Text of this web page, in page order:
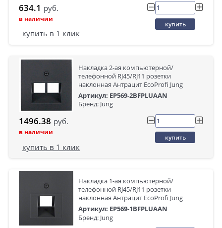
634.1 руб.
в наличии
купить
купить в 1 клик
Накладка 2-ая компьютерной/
телефонной RJ45/RJ11 розетки
наклонная Антрацит EcoProfi Jung
Артикул: EP569-2BFPLUAAN
Бренд: Jung
1496.38 руб.
в наличии
купить
купить в 1 клик
Накладка 1-ая компьютерной/
телефонной RJ45/RJ11 розетки
наклонная Антрацит EcoProfi Jung
Артикул: EP569-1BFPLUAAN
Бренд: Jung